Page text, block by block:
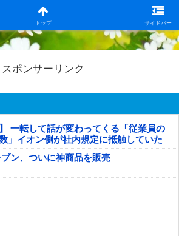
トップ サイドバー
ース録
スポンサーリンク
一転して話が変わってくる「従業員の
」イオン側が社内規定に抵触していた
ブン、ついに神商品を販売